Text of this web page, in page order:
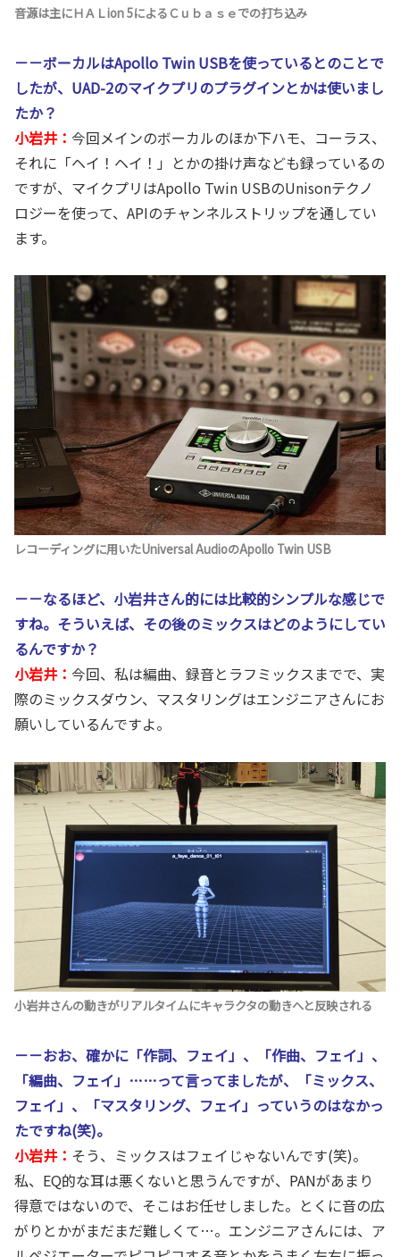
音源は主にＨＡＬion 5によるＣｕｂａｓｅでの打ち込み
－－ボーカルはApollo Twin USBを使っているとのことで
したが、UAD-2のマイクプリのプラグインとかは使いまし
たか？
小岩井： 今回メインのボーカルのほか下ハモ、コーラス、
それに「ヘイ！ヘイ！」とかの掛け声なども録っているの
ですが、マイクプリはApollo Twin USBのUnisonテクノ
ロジーを使って、APIのチャンネルストリップを通してい
ます。
レコーディングに用いたUniversal AudioのApollo Twin USB
－－なるほど、小岩井さん的には比較的シンプルな感じで
すね。そういえば、その後のミックスはどのようにしてい
るんですか？
小岩井： 今回、私は編曲、録音とラフミックスまでで、実
際のミックスダウン、マスタリングはエンジニアさんにお
願いしているんですよ。
小岩井さんの動きがリアルタイムにキャラクタの動きへと反映される
－－おお、確かに「作詞、フェイ」、「作曲、フェイ」、
「編曲、フェイ」……って言ってましたが、「ミックス、
フェイ」、「マスタリング、フェイ」っていうのはなかっ
たですね(笑)。
小岩井： そう、ミックスはフェイじゃないんです(笑)。
私、EQ的な耳は悪くないと思うんですが、PANがあまり
得意ではないので、そこはお任せしました。とくに音の広
がりとかがまだまだ難しくて…。エンジニアさんには、ア